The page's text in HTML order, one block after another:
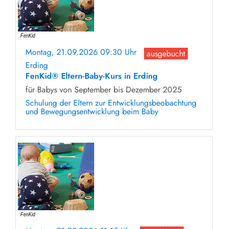
Montag, 21.09.2026 09:30 Uhr
ausgebucht
Erding
FenKid® Eltern-Baby-Kurs in Erding
für Babys von September bis Dezember 2025
Schulung der Eltern zur Entwicklungsbeobachtung
und Bewegungsentwicklung beim Baby